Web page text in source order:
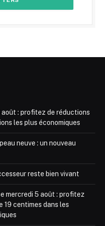
: profitez de réductions
les plus économiques
neuve : un nouveau
reste bien vivant
mercredi 5 août : profitez
19 centimes dans les